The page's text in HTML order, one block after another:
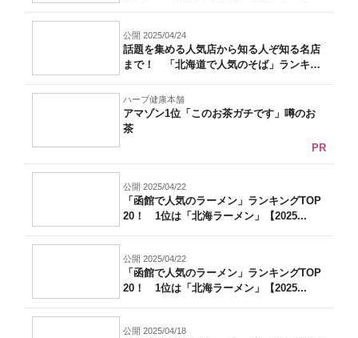
公開 2025/04/24
話題を集める人気店から知る人ぞ知る名店
まで！ 「北海道で人気のそば」ランキン
ハーブ健康本舗
アマゾン1位「このお茶ガチです」噂のお
茶
PR
公開 2025/04/22
「函館で人気のラーメン」ランキングTOP
20！ 1位は「北海ラーメン」【2025...
公開 2025/04/22
「函館で人気のラーメン」ランキングTOP
20！ 1位は「北海ラーメン」【2025...
公開 2025/04/18